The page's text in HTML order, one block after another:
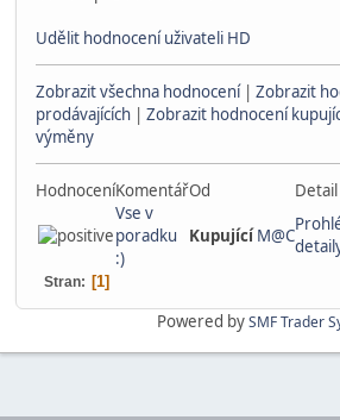
Udělit hodnocení uživateli HD
Zobrazit všechna hodnocení| Zobrazit
prodávajících | Zobrazit hodnocení
výměny
HodnoceníKomentářOd Detail
Vse v
poradku
:)
Kupující M@C
Stran 1
Powered bySMF Trader